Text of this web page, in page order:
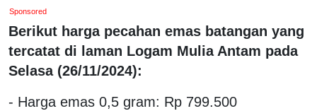
Sponsored
Berikut harga pecahan emas batangan yang
tercatat di laman Logam Mulia Antam pada
Selasa (26/11/2024):
- Harga emas 0,5 gram: Rp 799.500